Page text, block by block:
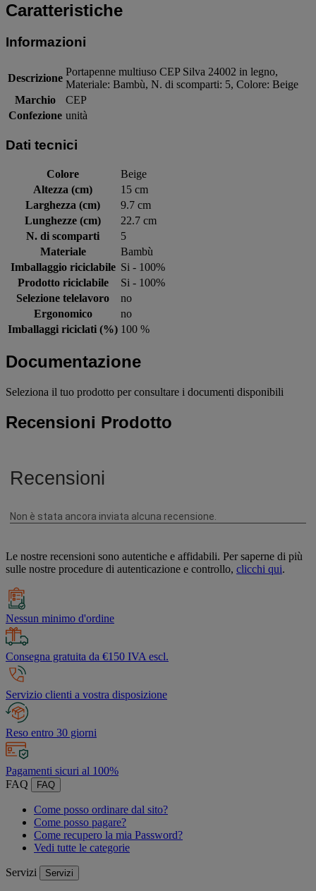
Caratteristiche
Informazioni
Descrizione
Portapenne multiuso CEP Silva 24002 in legno,
Materiale: Bambù, N. di scomparti: 5, Colore: Beige
Marchio
CEP
Confezione unità
Dati tecnici
Colore
Beige
Altezza (cm)
15 cm
Larghezza (cm)
9.7 cm
Lunghezze (cm)
22.7 cm
N. di scomparti
5
Materiale
Bambù
Imballaggio riciclabile Si - 100%
Prodotto riciclabile
Si - 100%
Selezione telelavoro
no
Ergonomico
no
Imballaggi riciclati (%) 100 %
Documentazione
Seleziona il tuo prodotto per consultare i documenti disponibili
Recensioni Prodotto
Le nostre recensioni sono autentiche e affidabili. Per saperne di più
sulle nostre procedure di autenticazione e controllo, clicchi qui.
Nessun minimo d'ordine
Consegna gratuita da €150 IVA escl.
Servizio clienti a vostra disposizione
Reso entro 30 giorni
Pagamenti sicuri al 100%
FAQ
FAQ
Come posso ordinare dal sito?
Come posso pagare?
Come recupero la mia Password?
Vedi tutte le categorie
Servizi Servizi